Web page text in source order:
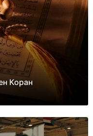
Коран